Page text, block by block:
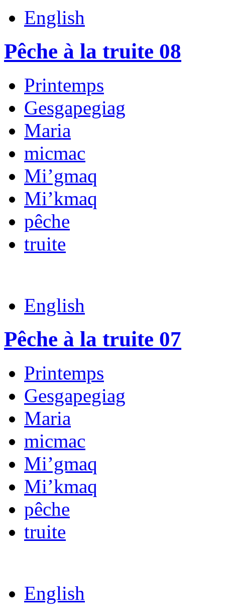
English
Pêche à la truite 08
Printemps
Gesgapegiag
Maria
micmac
Mi’gmaq
Mi’kmaq
pêche
truite
English
Pêche à la truite 07
Printemps
Gesgapegiag
Maria
micmac
Mi’gmaq
Mi’kmaq
pêche
truite
English